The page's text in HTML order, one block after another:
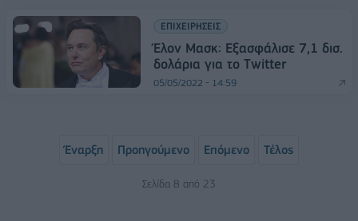
ΕΠΙΧΕΙΡΗΣΕΙΣ
Έλον Μασκ: Εξασφάλισε 7,1 δισ.
δολάρια για το Twitter
05/05/2022 - 14:59
Έναρξη Προηγούμενο Επόμενο Τέλος
Σελίδα 8 από 23